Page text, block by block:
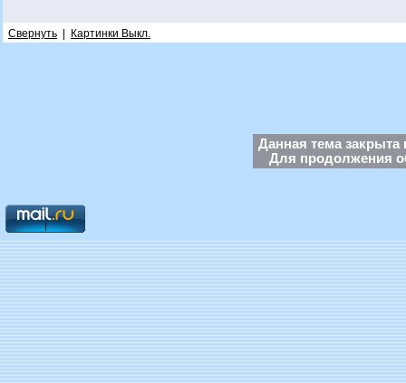
Свернуть Картинки Выкл.
Данная тема закрыта
Для продолжения